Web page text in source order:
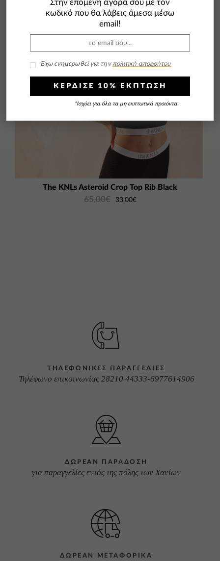
The KNLs Asteroid Crop Top Rib Black
65,00€ 33,00€
ΤΗΛΕΦΩΝΙΚΕΣ ΠΑΡΑΓΓΕΛΙΕΣ
Τηλέφωνο επικοινωνίας 28210 44333-6977614906
ΔΩΡΕΑΝ ΠΑΡΑΔΟΣΗ
για παραγγελίες εντός της πόλης των Χανίων
ΔΩΡΕΑΝ ΜΕΤΑΦΟΡΙΚΑ
Στην επόμενη αγορά σου με τον
κωδικό που θα λάβεις άμεσα μέσω
email!
Έχω ενημερωθεί για τηνπολιτική απορρήτου
ΚΕΡΔΙΣΕ 10% ΕΚΠΤΩΣΗ
*Ισχύει για όλα τα μη εκπτωτικά προιόντα.